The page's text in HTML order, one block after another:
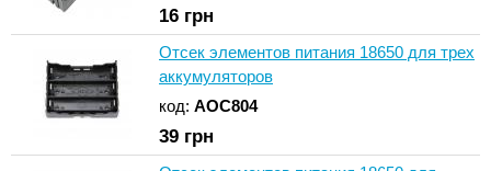
16 грн
Отсек элементов питания 18650 для трех
аккумуляторов
код: AOC804
39 грн